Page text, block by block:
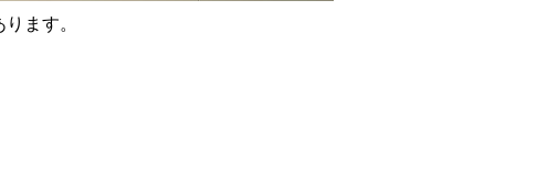
ます。